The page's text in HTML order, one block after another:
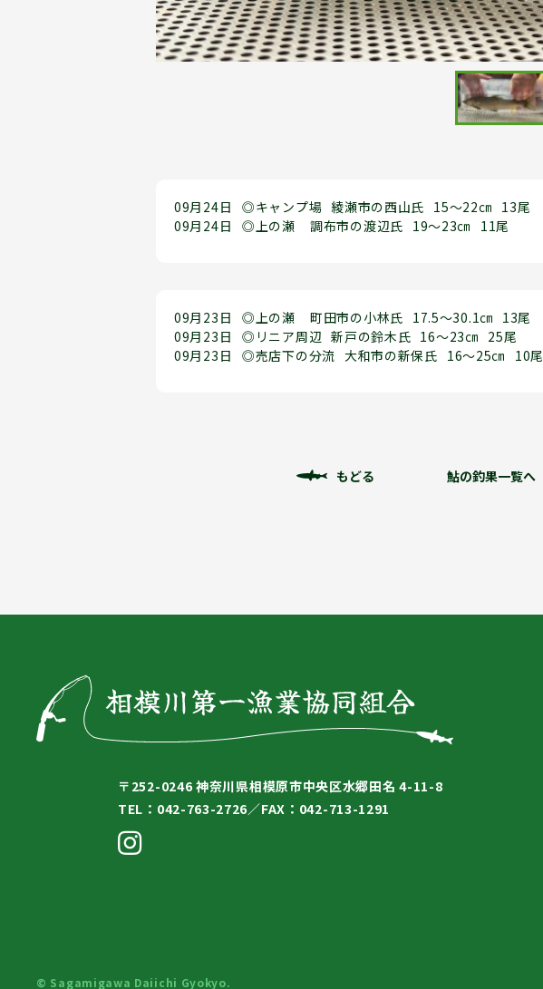
09月24日 ◎キャンプ場 綾瀬市の西山氏 15～22㎝ 13尾
09月24日
◎上の瀬 調布市の渡辺氏 19～23㎝ 11尾
09月23日 ◎上の瀬 町田市の小林氏 17.5～30.1㎝ 13尾
09月23日
◎リニア周辺 新戸の鈴木氏 16～23㎝ 25尾
09月23日
◎売店下の分流 大和市の新保氏 16～25㎝ 10尾
もどる 鮎の釣果一覧へ
〒252-0246 神奈川県相模原市中央区水郷田名 4-11-8
TEL：042-763-2726／FAX：042-713-1291
© Sagamigawa Daiichi Gyokyo.